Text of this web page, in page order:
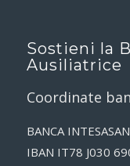
Sostieni la
Ausiliatrice
Coordinate
BANCA
IBAN IT78 J030